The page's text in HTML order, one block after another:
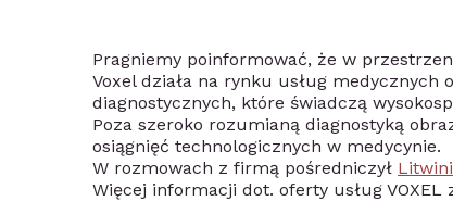
Pragniemy poinformować, że w
Voxel działa na rynku usług
diagnostycznych, które świadczą
Poza szeroko rozumianą diagnostyką
osiągnięć technologicznych w medycynie.
W rozmowach z firmą pośredniczył
Więcej informacji dot. oferty usług VOXEL